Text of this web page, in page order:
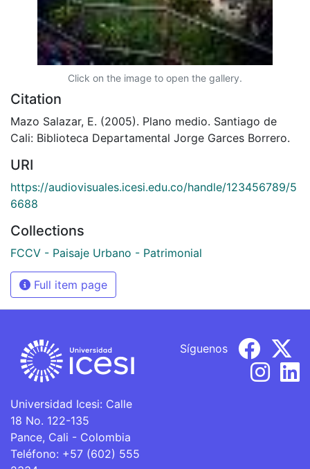
Click on the image to open the gallery.
Citation
Mazo Salazar, E. (2005). Plano medio. Santiago de
Cali: Biblioteca Departamental Jorge Garces Borrero.
URI
https://audiovisuales.icesi.edu.co/handle/123456789/5
6688
Collections
FCCV - Paisaje Urbano - Patrimonial
Full item page
Universidad Icesi: Calle
18 No. 122-135
Pance, Cali - Colombia
Teléfono: +57 (602) 555
Síguenos